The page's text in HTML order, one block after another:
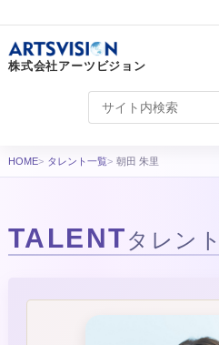
株式会社アーツビジョン
HOME タレント一覧 朝田 朱里
TALENTタレン